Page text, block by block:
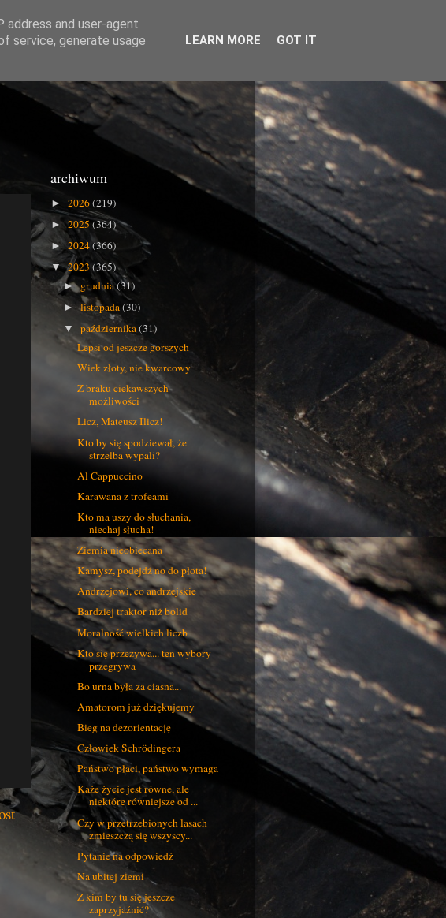
archiwum
► 2026(219)
►2025(364)
► 2024(366)
▼2023(365)
►grudnia(31)
►listopada(30)
▼października(31)
Lepsi od jeszcze gorszych
Wiek złoty, nie kwarcowy
Z braku ciekawszych
możliwości
Licz, Mateusz Ilicz!
Kto by się spodziewał, że
strzelba wypali?
Al Cappuccino
Karawana z trofeami
Kto ma uszy do słuchania,
niechaj słucha!
Ziemia nieobiecana
Kamysz, podejdź no do płota!
Andrzejowi, co andrzejskie
Bardziej traktor niż bolid
Moralność wielkich liczb
Kto się przezywa... ten wybory
przegrywa
Bo urna była za ciasna...
Amatorom już dziękujemy
Bieg na dezorientację
Człowiek Schrödingera
Państwo płaci, państwo wymaga
Każe życie jest równe, ale
niektóre równiejsze od ...
Czy w przetrzebionych lasach
zmieszczą się wszyscy...
Pytanie na odpowiedź
Na ubitej ziemi
Z kim by tu się jeszcze
zaprzyjaźnić?
address and user-agent
service, generate usage
LEARN MORE GOT IT